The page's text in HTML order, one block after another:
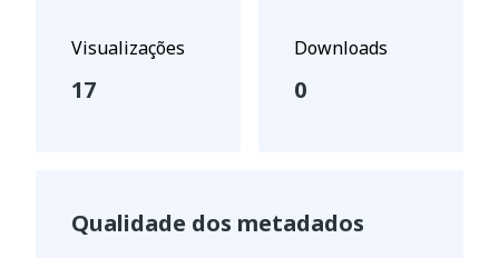
Visualizações
17
Downloads
0
Qualidade dos metadados